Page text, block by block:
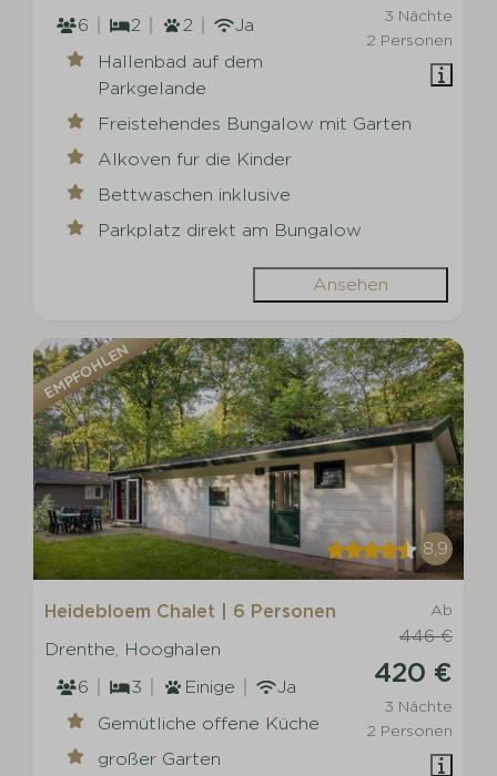
3 Nächte
2 Personen
6
2 2
Ja
Hallenbad auf dem
Parkgelande
Freistehendes Bungalow mit Garten
Alkoven fur die Kinder
Bettwaschen inklusive
Parkplatz direkt am Bungalow
Ansehen
EMPFOHLEN
8,9
Ab
446 €
420 €
3 Nächte
2 Personen
Heidebloem Chalet | 6 Personen
Drenthe, Hooghalen
6
3 Einige
Ja
Gemütliche offene Küche
großer Garten